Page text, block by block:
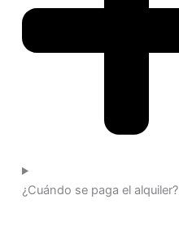
¿Cuándo se paga el alquiler?